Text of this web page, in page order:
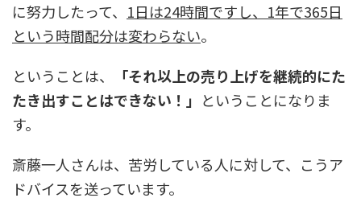
に努力したって、 1日は24時間ですし、1年で365日
という時間配分は変わらない。
ということは、
「それ以上の売り上げを継続的にた
たき出すことはできない！」 ということになりま
す。
斎藤一人さんは、苦労している人に対して、こうア
ドバイスを送っています。